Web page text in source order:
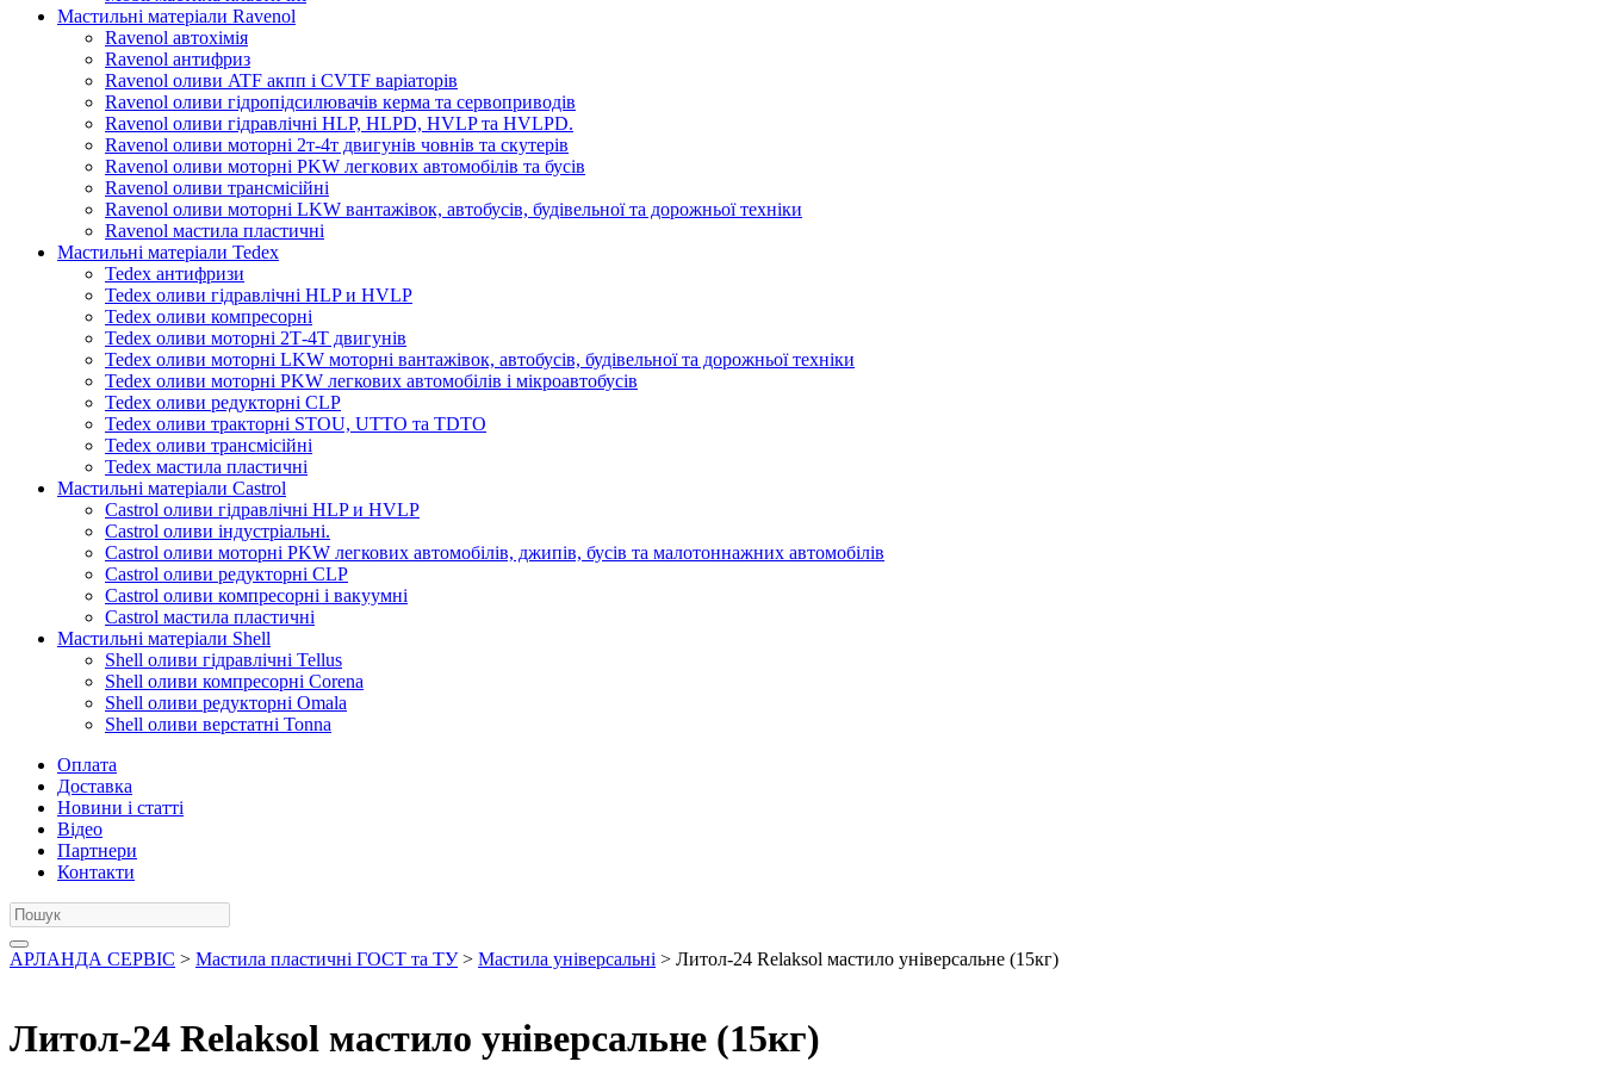
Мастильні матеріали Ravenol
Ravenol автохімія
Ravenol антифриз
Ravenol оливи ATF акпп і CVTF варіаторів
Ravenol оливи гідропідсилювачів керма та сервоприводів
Ravenol оливи гідравлічні HLP, HLPD, HVLP та HVLPD.
Ravenol оливи моторні 2т-4т двигунів човнів та скутерів
Ravenol оливи моторні PKW легкових автомобілів та бусів
Ravenol оливи трансмісійні
Ravenol оливи моторні LKW вантажівок, автобусів, будівельної та дорожньої техніки
Ravenol мастила пластичні
Мастильні матеріали Tedex
Tedex антифризи
Tedex оливи гідравлічні HLP и HVLP
Tedex оливи компресорні
Tedex оливи моторні 2Т-4Т двигунів
Tedex оливи моторні LKW моторні вантажівок, автобусів, будівельної та дорожньої техніки
Tedex оливи моторні PKW легкових автомобілів і мікроавтобусів
Tedex оливи редукторні CLP
Tedex оливи тракторні STOU, UTTO та TDTO
Tedex оливи трансмісійні
Tedex мастила пластичні
Мастильні матеріали Castrol
Castrol оливи гідравлічні HLP и HVLP
Castrol оливи індустріальні.
Castrol оливи моторні PKW легкових автомобілів, джипів, бусів та малотоннажних автомобілів
Castrol оливи редукторні CLP
Castrol оливи компресорні і вакуумні
Castrol мастила пластичні
Мастильні матеріали Shell
Shell оливи гідравлічні Tellus
Shell оливи компресорні Corena
Shell оливи редукторні Omala
Shell оливи верстатні Tonna
Оплата
Доставка
Новини і статті
Відео
Партнери
Контакти
АРЛАНДА СЕРВІС > Мастила пластичні ГОСТ та ТУ> Мастила універсальні > Литол-24 Relaksol мастило універсальне (15кг)
Литол-24 Relaksol мастило універсальне (15кг)